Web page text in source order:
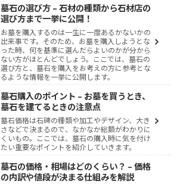
墓石の選び方 – 石材の種類から石材店の
選び方まで一挙に公開！
お墓を購入するのは一生に一度あるかないかの
出来事です。そのため、お墓を購入しようとな
った時、何を基準に選んだらよいのかが分から
ない方がほとんどでしょう。ここでは、墓石の
選び方と、墓石を購入をお考えの方に参考とな
るような情報を一挙に公開します。
墓石購入のポイント – お墓を買うとき、
墓石を建てるときの注意点
墓石価格は石碑の種類や加工やデザイン、大き
さなどで決まるので、なかなか総額がわかりに
くいもの。ここでは、墓石の購入時に気を付け
たい重要なポイントを紹介していきます。
墓石の価格・相場はどのくらい？ – 価格
の内訳や値段が決まる仕組みを解説